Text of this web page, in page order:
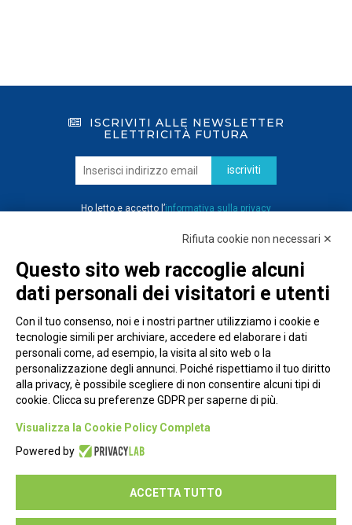
ISCRIVITI ALLE NEWSLETTER
ELETTRICITÀ FUTURA
iscriviti
Ho letto e accetto l’informativa sulla privacy
Piazza Alessandria, 24 - 00198 Roma
Privacy Policy
Seguici su:
Rifiuta cookie non necessari ✕
Questo sito web raccoglie alcuni
dati personali dei visitatori e utenti
Con il tuo consenso, noi e i nostri partner utilizziamo i cookie e
tecnologie simili per archiviare, accedere ed elaborare i dati
personali come, ad esempio, la visita al sito web o la
personalizzazione degli annunci. Poiché rispettiamo il tuo diritto
alla privacy, è possibile scegliere di non consentire alcuni tipi di
cookie. Clicca su preferenze GDPR per saperne di più.
Visualizza la Cookie Policy Completa
Powered by
ACCETTA TUTTO